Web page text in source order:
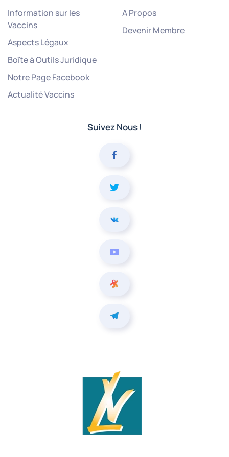
Information sur les
Vaccins
Aspects Légaux
Boîte à Outils Juridique
Notre Page Facebook
Actualité Vaccins
A Propos
Devenir Membre
Suivez Nous !